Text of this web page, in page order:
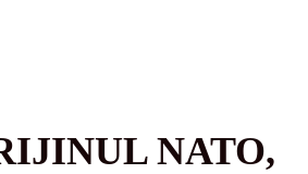
NATO,